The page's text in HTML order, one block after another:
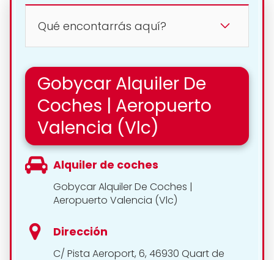
Qué encontarrás aquí?
Gobycar Alquiler De
Coches | Aeropuerto
Valencia (Vlc)
Alquiler de coches
Gobycar Alquiler De Coches |
Aeropuerto Valencia (Vlc)
Dirección
C/ Pista Aeroport, 6, 46930 Quart de